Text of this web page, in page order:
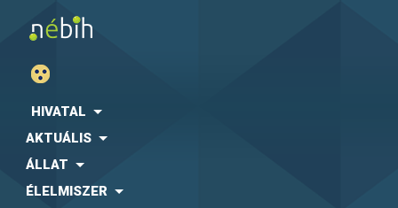
HIVATAL
AKTUÁLIS
ÁLLAT
ÉLELMISZER